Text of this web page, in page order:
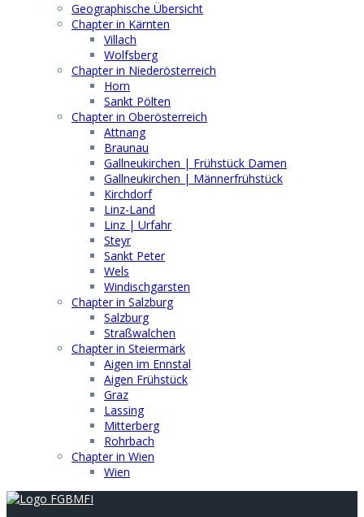
Geographische Übersicht
Chapter in Kärnten
Villach
Wolfsberg
Chapter in Niederösterreich
Horn
Sankt Pölten
Chapter in Oberösterreich
Attnang
Braunau
Gallneukirchen | Frühstück Damen
Gallneukirchen | Männerfrühstück
Kirchdorf
Linz-Land
Linz | Urfahr
Steyr
Sankt Peter
Wels
Windischgarsten
Chapter in Salzburg
Salzburg
Straßwalchen
Chapter in Steiermark
Aigen im Ennstal
Aigen Frühstück
Graz
Lassing
Mitterberg
Rohrbach
Chapter in Wien
Wien